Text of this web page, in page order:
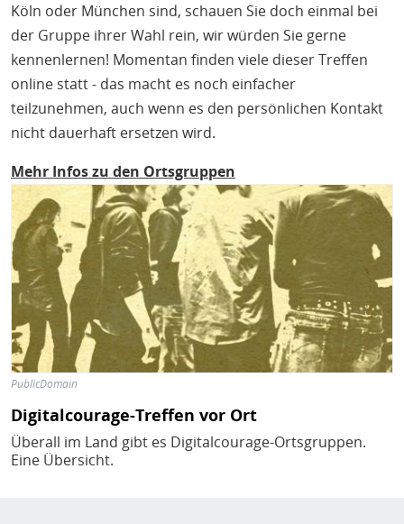
Köln oder München sind, schauen Sie doch einmal bei
der Gruppe ihrer Wahl rein, wir würden Sie gerne
kennenlernen! Momentan finden viele dieser Treffen
online statt - das macht es noch einfacher
teilzunehmen, auch wenn es den persönlichen Kontakt
nicht dauerhaft ersetzen wird.
Mehr Infos zu den Ortsgruppen
Bild
PublicDomain
Digitalcourage-Treffen vor Ort
Überall im Land gibt es Digitalcourage-Ortsgruppen.
Eine Übersicht.